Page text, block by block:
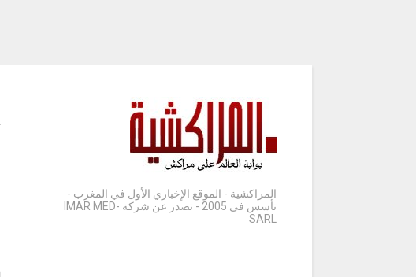
المراكشية - الموقع الإخباري الأول في المغرب -
تأسس في 2005 - تصدر عن شركة IMAR MED-
SARL